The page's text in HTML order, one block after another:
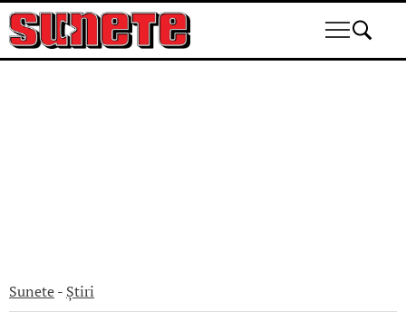
Sunete- Știri